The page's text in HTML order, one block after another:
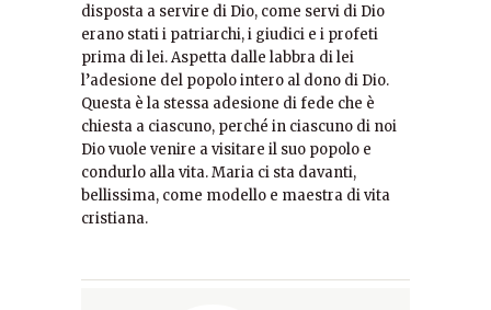
disposta a servire di Dio, come servi di Dio
erano stati i patriarchi, i giudici e i profeti
prima di lei. Aspetta dalle labbra di lei
l’adesione del popolo intero al dono di Dio.
Questa è la stessa adesione di fede che è
chiesta a ciascuno, perché in ciascuno di noi
Dio vuole venire a visitare il suo popolo e
condurlo alla vita. Maria ci sta davanti,
bellissima, come modello e maestra di vita
cristiana.